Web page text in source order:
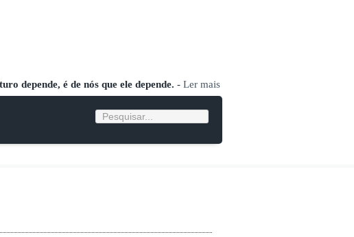
depende, é de nós que ele depende. - Ler mais
Pesquisar...